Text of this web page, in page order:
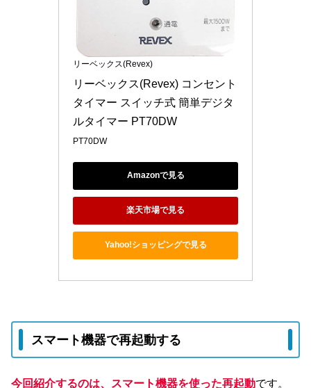
リーベックス(Revex)
リーベックス(Revex) コンセント
タイマー スイッチ式 簡単デジタ
ルタイマー PT70DW
PT70DW
Amazonで見る
楽天市場で見る
Yahoo!ショッピングで見る
スマート機器で再起動する
今回紹介するのは、スマート機器を使った再起動です。